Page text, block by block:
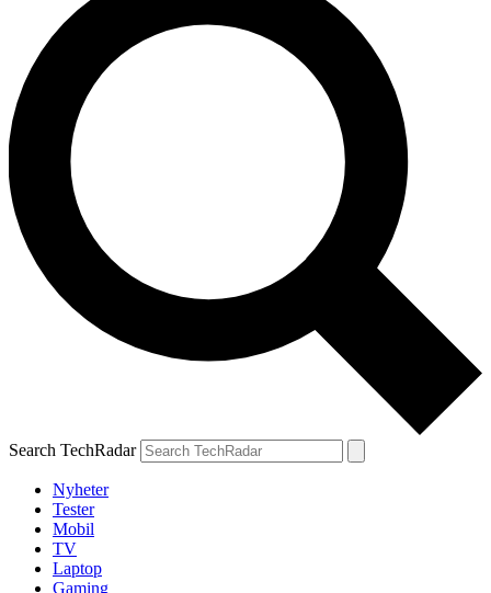
Search TechRadar
Nyheter
Tester
Mobil
TV
Laptop
Gaming